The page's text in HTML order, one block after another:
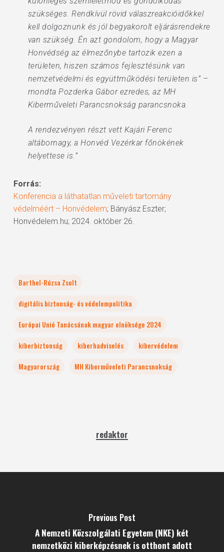
szükséges. Rendkívül rövid válaszreakcióidőkkel
kell dolgoznunk és jól begyakorolt eljárásrendekre
van szükség. Én azt gondolom, hogy a Magyar
Honvédség az élmezőnybe tartozik ezen a
területen, hiszen számos fejlesztésünk van
nemzetvédelmi és együttműködési területen is” –
mondta Pozderka Gábor ezredes, az MH
Kiberműveleti Parancsnokság parancsnoka.
A rendezvényen részt vett Kajári Ferenc
altábornagy, a Honvéd Vezérkar főnökének
helyettese is.”
Forrás:
Konferencia a láthatatlan műveleti tartomány
védelméért – Honvédelem; Bányász Eszter;
Honvédelem.hu; 2024. október 26.
Barthel-Rúzsa Zsolt
digitális biztonság- és védelempolitika
Európai Unió Tanácsának magyar elnöksége 2024
kiberbiztonság
kiberhadviselés
kibervédelem
Magyarország
MH Kiberműveleti Parancsnokság
redaktor
Previous Post
A Nemzeti Közszolgálati Egyetem (NKE) két
nemzetközi kiberképzésnek is otthont adott